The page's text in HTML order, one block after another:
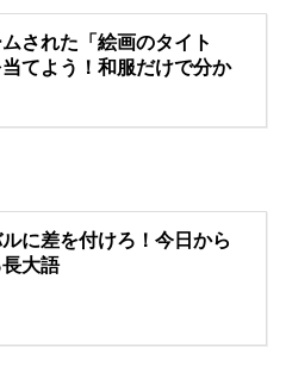
された「絵画のタイト
てよう！和服だけで分か
に差を付けろ！今日から
大語